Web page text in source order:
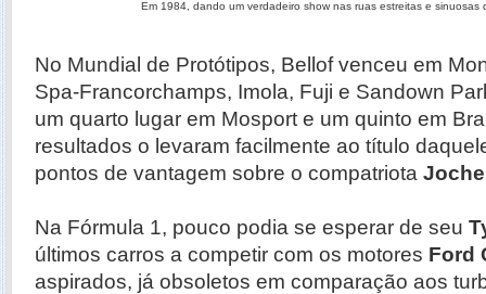
Em 1984, dando um verdadeiro show nas ruas estreitas e sinuosas
No Mundial de Protótipos, Bellof venceu em
Spa-Francorchamps, Imola, Fuji e Sandown
um quarto lugar em Mosport e um quinto em
resultados o levaram facilmente ao título
pontos de vantagem sobre o compatriota
Na Fórmula 1, pouco podia se esperar de seu
últimos carros a competir com os motores Ford
aspirados, já obsoletos em comparação aos